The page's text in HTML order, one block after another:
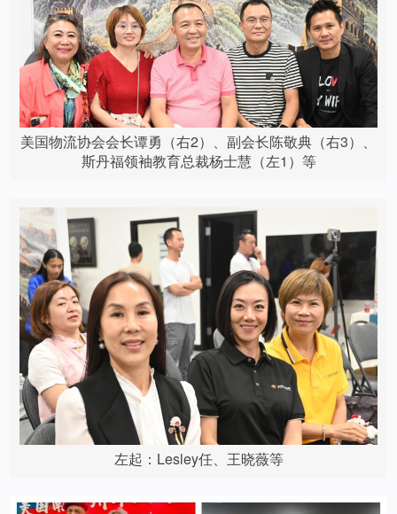
美国物流协会会长谭勇（右2）、副会长陈敬典（右3）、
斯丹福领袖教育总裁杨士慧（左1）等
左起：Lesley任、王晓薇等